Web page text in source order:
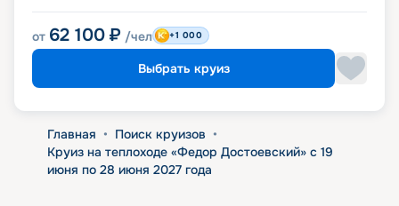
от 62 100 ₽ /чел +1 000
Выбрать круиз
Главная • Поиск круизов •
Круиз на теплоходе «Федор Достоевский» с 19
июня по 28 июня 2027 года